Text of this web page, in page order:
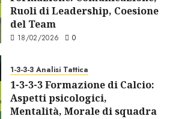
Ruoli di Leadership, Coesione
del Team
18/02/2026 0
1-3-3-3 Analisi Tattica
1-3-3-3 Formazione di Calcio:
Aspetti psicologici,
Mentalità, Morale di squadra